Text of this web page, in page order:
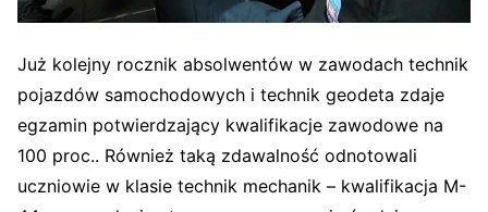
Już kolejny rocznik absolwentów w zawodach technik
pojazdów samochodowych i technik geodeta zdaje
egzamin potwierdzający kwalifikacje zawodowe na
100 proc.. Również taką zdawalność odnotowali
uczniowie w klasie technik mechanik – kwalifikacja M-